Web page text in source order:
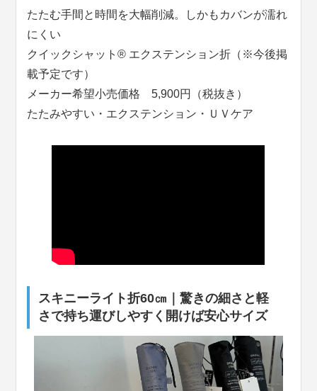
たたむ手間と時間を大幅削減。しかもカバンが濡れ
にくい
クイックシャット® エクステンション折（※今後掲
載予定です）
メーカー希望小売価格 5,900円（税抜き）
たたみやすい・エクステンション・ＵＶケア
スキニーライト折60㎝｜驚きの細さと軽
さで持ち運びしやすく開けば安心サイズ